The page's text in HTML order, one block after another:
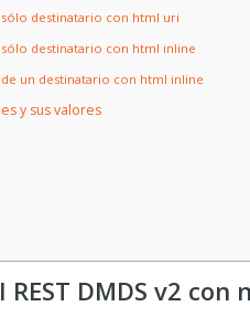
destinatario con html uri
destinatario con html inline
un destinatario con html inline
y sus valores
DMDS v2 con